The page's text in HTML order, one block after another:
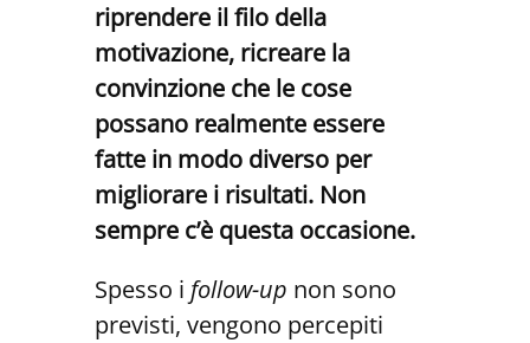
riprendere il filo della
motivazione, ricreare la
convinzione che le cose
possano realmente essere
fatte in modo diverso per
migliorare i risultati. Non
sempre c’è questa occasione.
Spesso i follow-up non sono
previsti, vengono percepiti